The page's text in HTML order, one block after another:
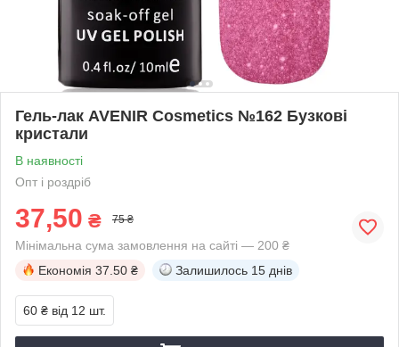
Гель-лак AVENIR Cosmetics №162 Бузкові
кристали
В наявності
Опт і роздріб
37,50 ₴ 75 ₴
Мінімальна сума замовлення на сайті — 200 ₴
Економія 37.50 ₴ Залишилось 15 днів
60 ₴ від 12 шт.